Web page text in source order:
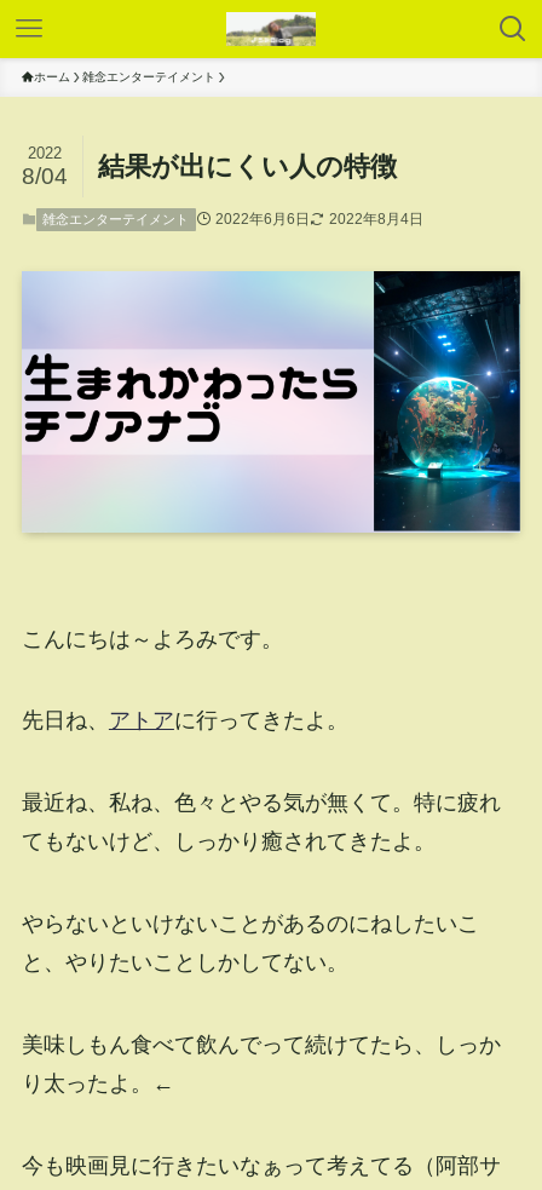
ホーム 雑念エンターテイメント
結果が出にくい人の特徴
2022
8/04
雑念エンターテイメント 2022年6月6日 2022年8月4日
こんにちは～よろみです。
先日ね、 アトアに行ってきたよ。
最近ね、私ね、色々とやる気が無くて。特に疲れ
てもないけど、しっかり癒されてきたよ。
やらないといけないことがあるのにねしたいこ
と、やりたいことしかしてない。
美味しもん食べて飲んでって続けてたら、しっか
り太ったよ。←
今も映画見に行きたいなぁって考えてる（阿部サ